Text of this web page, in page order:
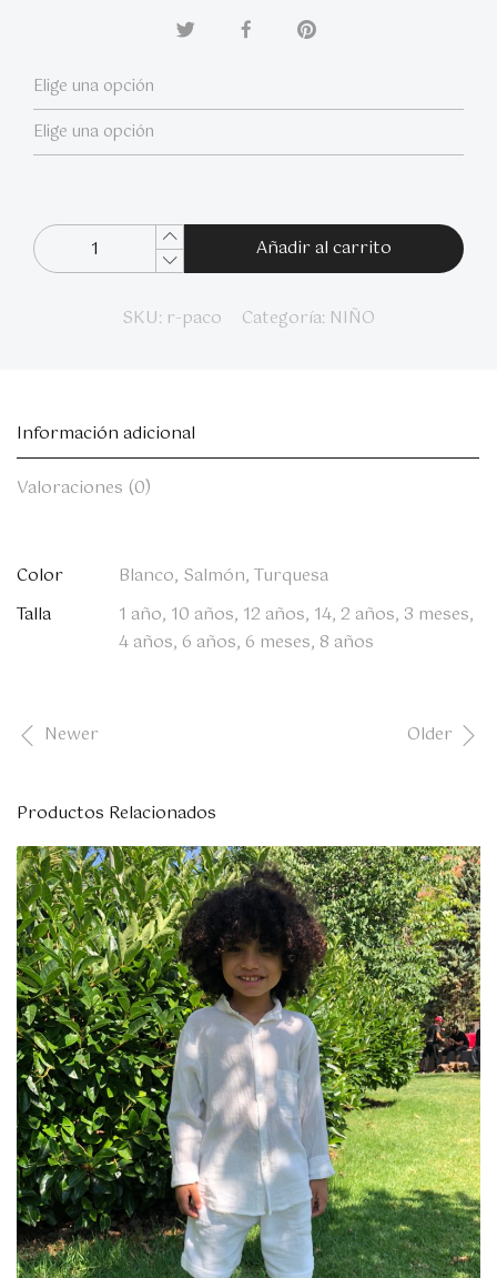
Añadir al carrito
SKU: r-paco Categoría: NIÑO
Información adicional
Valoraciones (0)
Color
Blanco, Salmón, Turquesa
Talla
1 año, 10 años, 12 años, 14, 2 años, 3 meses,
4 años, 6 años, 6 meses, 8 años
Older
Newer
Productos Relacionados